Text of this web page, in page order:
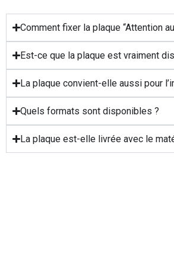
Comment fixer la plaque “Attention
Est-ce que la plaque est vraiment
La plaque convient-elle aussi pour
Quels formats sont disponibles ?
La plaque est-elle livrée avec le